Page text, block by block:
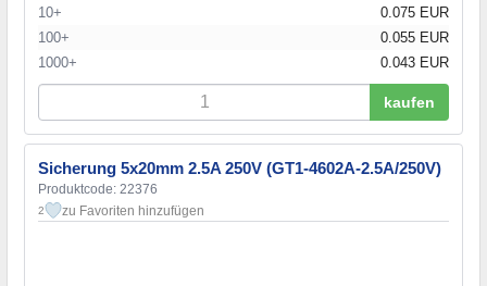
10+
0.075 EUR
100+
0.055 EUR
1000+
0.043 EUR
kaufen
Sicherung 5x20mm 2.5A 250V (GT1-4602A-2.5A/250V)
Produktcode: 22376
2 zu Favoriten hinzufügen